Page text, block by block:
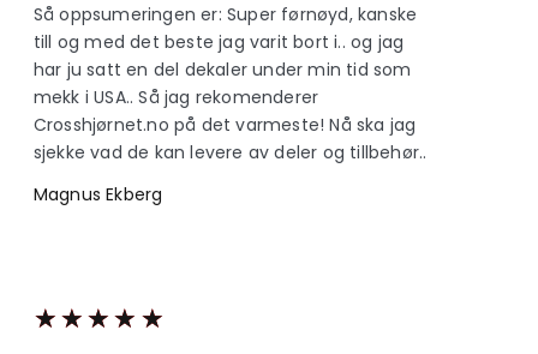
Så oppsumeringen er: Super førnøyd, kanske
till og med det beste jag varit bort i.. og jag
har ju satt en del dekaler under min tid som
mekk i USA.. Så jag rekomenderer
Crosshjørnet.no på det varmeste! Nå ska jag
sjekke vad de kan levere av deler og tillbehør..
Magnus Ekberg
★ ★ ★ ★ ★